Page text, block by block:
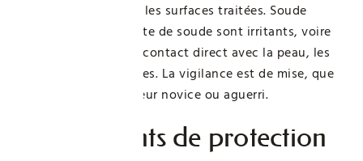
l’utilisateur que pour les surfaces traitées. Soude
caustique et carbonate de soude sont irritants, voire
dangereux en cas de contact direct avec la peau, les
yeux ou les muqueuses. La vigilance est de mise, que
vous soyez un bricoleur novice ou aguerri.
Équipements de protection